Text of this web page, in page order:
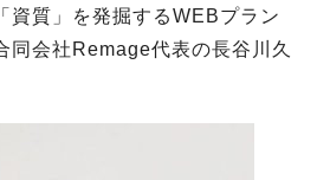
資質」を発掘するWEBプラン
同会社Remage代表の長谷川久